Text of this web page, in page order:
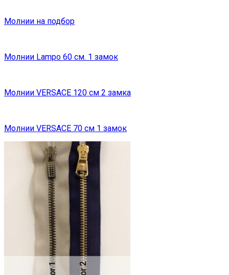
Молнии на подбор
Молнии Lampo 60 см. 1 замок
Молнии VERSACE 120 см 2 замка
Молнии VERSACE 70 см 1 замок